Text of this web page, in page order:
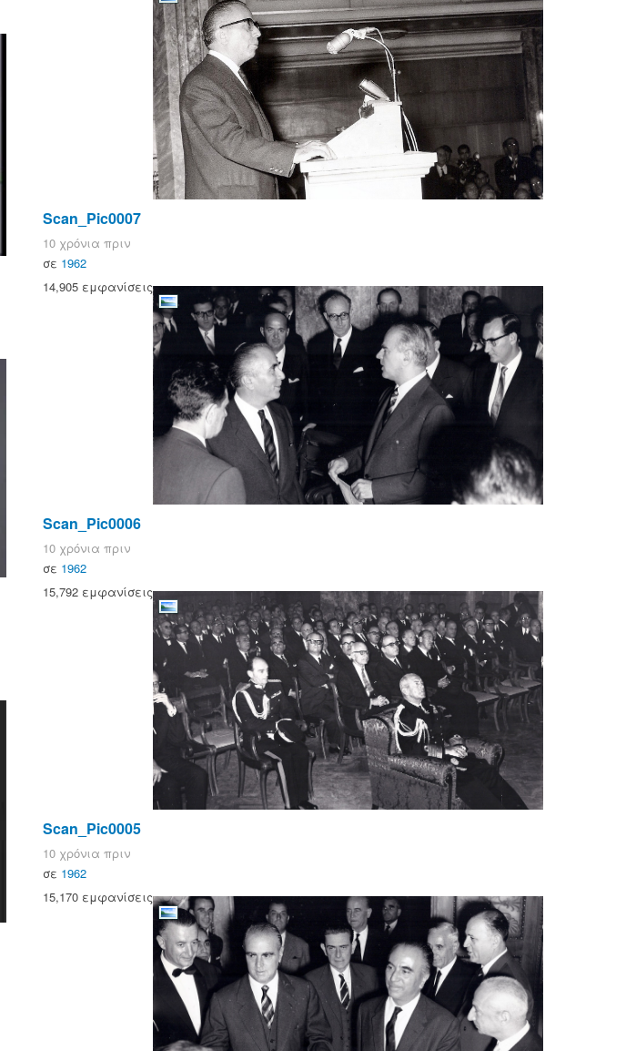
Scan_Pic0007
10 χρόνια πριν
σε 1962
14,905 εμφανίσεις
Scan_Pic0006
10 χρόνια πριν
σε 1962
15,792 εμφανίσεις
Scan_Pic0005
10 χρόνια πριν
σε 1962
15,170 εμφανίσεις